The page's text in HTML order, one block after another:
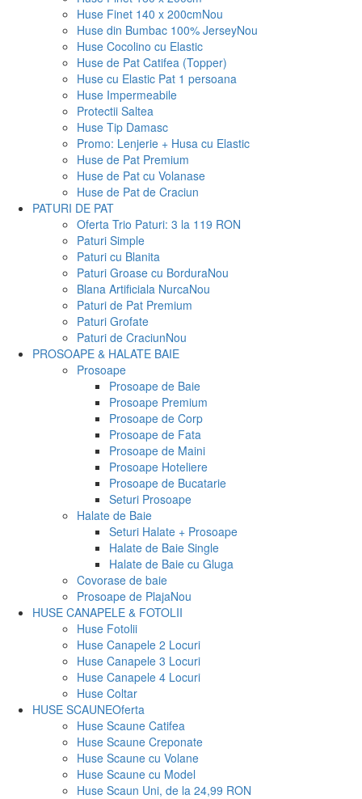
Huse Finet 140 x 200cmNou
Huse din Bumbac 100% JerseyNou
Huse Cocolino cu Elastic
Huse de Pat Catifea (Topper)
Huse cu Elastic Pat 1 persoana
Huse Impermeabile
Protectii Saltea
Huse Tip Damasc
Promo: Lenjerie + Husa cu Elastic
Huse de Pat Premium
Huse de Pat cu Volanase
Huse de Pat de Craciun
PATURI DE PAT
Oferta Trio Paturi: 3 la 119 RON
Paturi Simple
Paturi cu Blanita
Paturi Groase cu BorduraNou
Blana Artificiala NurcaNou
Paturi de Pat Premium
Paturi Grofate
Paturi de CraciunNou
PROSOAPE & HALATE BAIE
Prosoape
Prosoape de Baie
Prosoape Premium
Prosoape de Corp
Prosoape de Fata
Prosoape de Maini
Prosoape Hoteliere
Prosoape de Bucatarie
Seturi Prosoape
Halate de Baie
Seturi Halate + Prosoape
Halate de Baie Single
Halate de Baie cu Gluga
Covorase de baie
Prosoape de PlajaNou
HUSE CANAPELE & FOTOLII
Huse Fotolii
Huse Canapele 2 Locuri
Huse Canapele 3 Locuri
Huse Canapele 4 Locuri
Huse Coltar
HUSE SCAUNEOferta
Huse Scaune Catifea
Huse Scaune Creponate
Huse Scaune cu Volane
Huse Scaune cu Model
Huse Scaun Uni, de la 24,99 RON